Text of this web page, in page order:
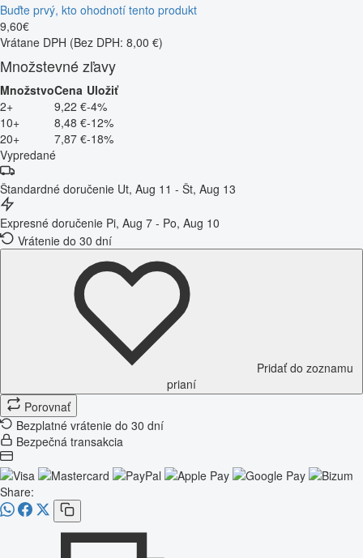
Buďte prvý, kto ohodnotí tento produkt
9,60€
Vrátane DPH (Bez DPH: 8,00 €)
Množstevné zľavy
MnožstvoCena Uložiť
2+
9,22 €-4%
10+
8,48 €-12%
20+
7,87 €-18%
Vypredané
Štandardné doručenie Ut, Aug 11 - Št, Aug 13
Expresné doručenie Pi, Aug 7 - Po, Aug 10
Vrátenie do 30 dní
Pridať do zoznamu
prianí
Porovnať
Bezplatné vrátenie do 30 dní
Bezpečná transakcia
Share: